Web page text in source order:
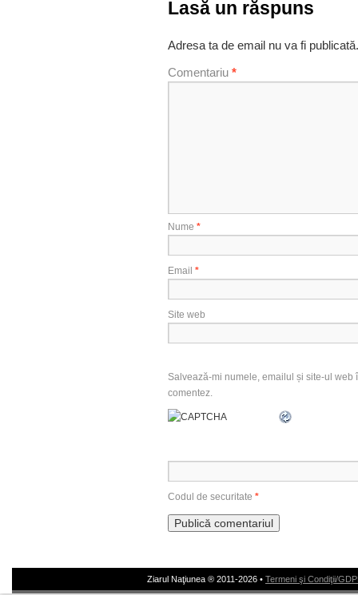
Lasă un răspuns
Adresa ta de email nu va fi publicată.
Comentariu *
Nume *
Email *
Site web
Salvează-mi numele, emailul și site-ul
comentez.
Codul de securitate *
Ziarul Naţiunea ® 2011-2026 • Termeni şi Condiţii/